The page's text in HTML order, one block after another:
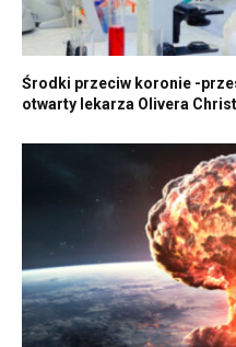
Środki przeciw koronie -
otwarty lekarza Olivera